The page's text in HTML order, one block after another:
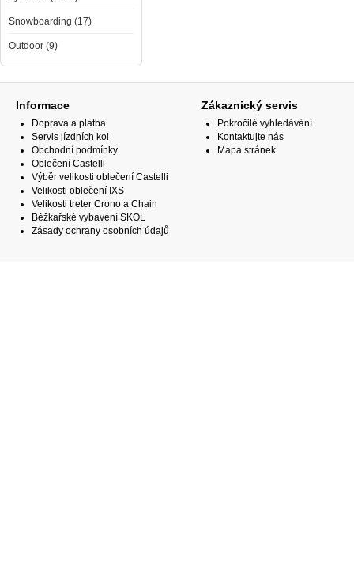
Snowboarding (17)
Outdoor (9)
Informace
Doprava a platba
Servis jízdních kol
Obchodní podmínky
Oblečení Castelli
Výběr velikosti oblečení Castelli
Velikosti oblečení IXS
Velikosti treter Crono a Chain
Běžkařské vybavení SKOL
Zásady ochrany osobních údajů
Zákaznický servis
Pokročilé vyhledávání
Kontaktujte nás
Mapa stránek